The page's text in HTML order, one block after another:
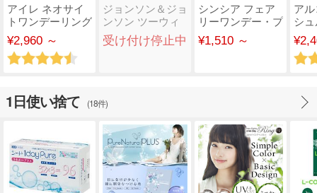
アイレ ネオサイ
トワンデーリング
UV 30枚入
¥2,960 ～
ジョンソン＆ジョ
ンソン ツーウィ
ークアキュビュー
..
受け付け停止中
シンシア フェア
リーワンデー・プ
リンセス
¥1,510 ～
ア
シ
ー
ト
1日使い捨て (18件)